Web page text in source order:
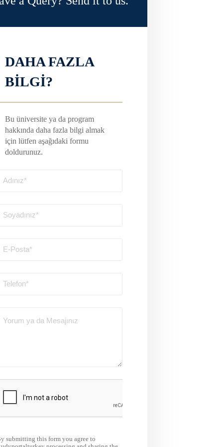
DAHA FAZLA
BİLGİ?
Bu üniversite ya da program
hakkında daha fazla bilgi almak
için lütfen aşağıdaki formu
doldurunuz.
submitting this form you agree to